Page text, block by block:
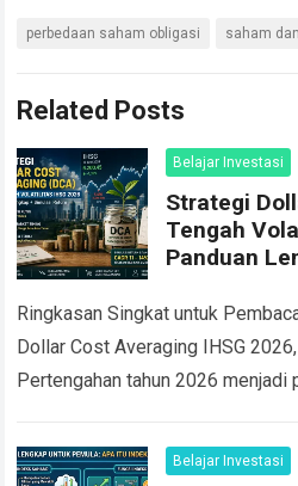
perbedaan saham obligasi saham
Related Posts
Belajar Investasi
Strategi
Tengah
Panduan
Ringkasan Singkat untuk
Dollar Cost Averaging IHSG
Pertengahan tahun 2026
2026,…Read more
Belajar Investasi